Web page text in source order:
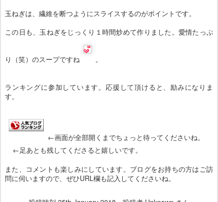
玉ねぎは、繊維を断つようにスライスするのがポイントです。
この日も、玉ねぎをじっくり１時間炒めて作りました。愛情たっぷ
り（笑）のスープですね 。
ランキングに参加しています。応援して頂けると、励みになりま
す。
←画面が全部開くまでちょっと待ってくださいね。
←足あとも残してくださると嬉しいです。
また、コメントも楽しみにしています。ブログをお持ちの方はご訪
問に伺いますので、ぜひURL欄も記入してくださいね。